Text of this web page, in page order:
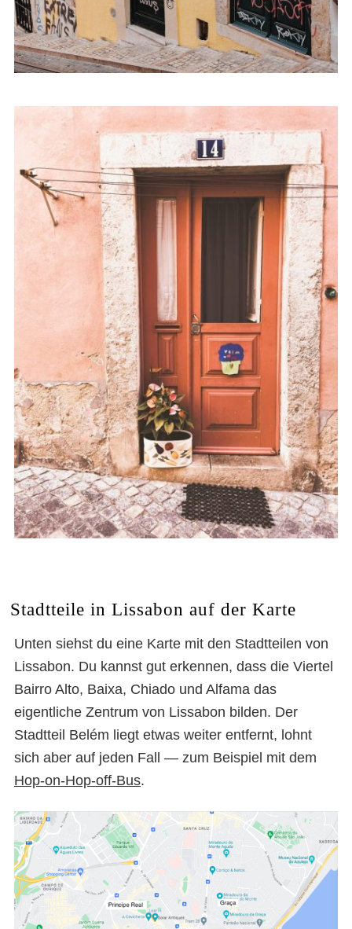
Stadtteile in Lissabon auf der Karte
Unten siehst du eine Karte mit den Stadtteilen von
Lissabon. Du kannst gut erkennen, dass die Viertel
Bairro Alto, Baixa, Chiado und Alfama das
eigentliche Zentrum von Lissabon bilden. Der
Stadtteil Belém liegt etwas weiter entfernt, lohnt
sich aber auf jeden Fall — zum Beispiel mit dem
Hop-on-Hop-off-Bus.